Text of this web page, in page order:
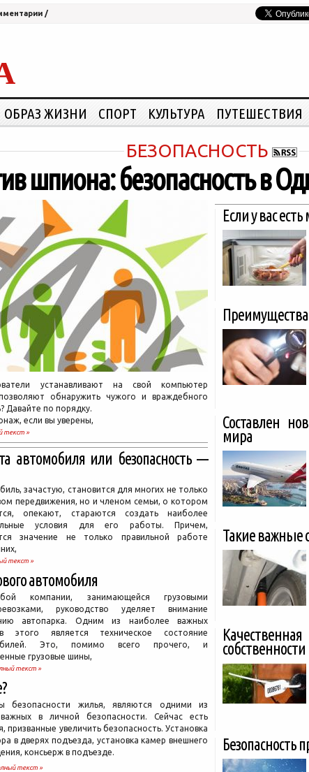
/
ОБРАЗ ЖИЗНИ СПОРТ КУЛЬТУРА ПУТЕШЕСТВИЯ
БЕЗОПАСНОСТЬ
шпиона: безопасность в
устанавливают на свой компьютер
обнаружить чужого и враждебного
Давайте по порядку.
если вы уверены,
текст »
автомобиля или безопасность —
зачастую, становится для многих не только
передвижения, но и членом семьи, о котором
опекают, стараются создать наиболее
условия для его работы. Причем,
значение не только правильной работе
текст »
автомобиля
компании, занимающейся грузовыми
руководство уделяет внимание
автопарка. Одним из наиболее важных
этого является техническое состояние
Это, помимо всего прочего, и
грузовые шины,
текст »
безопасности жилья, являются одними из
в личной безопасности. Сейчас есть
призванные увеличить безопасность. Установка
в дверях подъезда, установка камер внешнего
консьерж в подъезде.
текст »
Если у вас
Составлен
мира
Такие важные
собственности
Безопасность